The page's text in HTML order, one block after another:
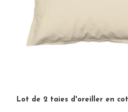
Lot de 2 taies d'oreiller en